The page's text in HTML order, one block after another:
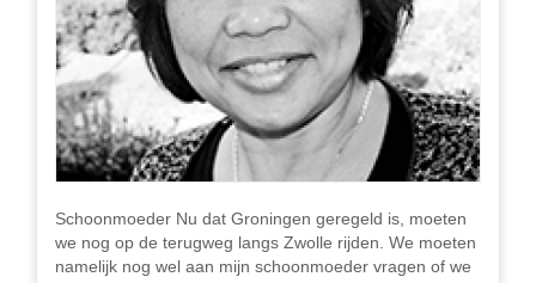
Schoonmoeder Nu dat Groningen geregeld is, moeten
we nog op de terugweg langs Zwolle rijden. We moeten
namelijk nog wel aan mijn schoonmoeder vragen of we